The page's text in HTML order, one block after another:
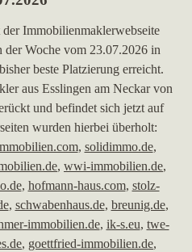
der Immobilienmaklerwebseite
Woche vom 23.07.2026 in
beste Platzierung erreicht.
aus Esslingen am Neckar von
und befindet sich jetzt auf
wurden hierbei überholt:
, solidimmo.de,
, wwi-immobilien.de,
, hofmann-haus.com, stolz-
, schwabenhaus.de, breunig.de,
immobilien.de, ik-s.eu, twe-
, goettfried-immobilien.de,